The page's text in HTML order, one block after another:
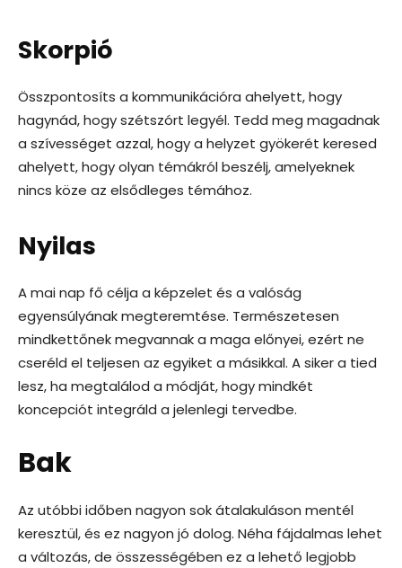
Skorpió
Összpontosíts a kommunikációra ahelyett, hogy
hagynád, hogy szétszórt legyél. Tedd meg magadnak
a szívességet azzal, hogy a helyzet gyökerét keresed
ahelyett, hogy olyan témákról beszélj, amelyeknek
nincs köze az elsődleges témához.
Nyilas
A mai nap fő célja a képzelet és a valóság
egyensúlyának megteremtése. Természetesen
mindkettőnek megvannak a maga előnyei, ezért ne
cseréld el teljesen az egyiket a másikkal. A siker a tied
lesz, ha megtalálod a módját, hogy mindkét
koncepciót integráld a jelenlegi tervedbe.
Bak
Az utóbbi időben nagyon sok átalakuláson mentél
keresztül, és ez nagyon jó dolog. Néha fájdalmas lehet
a változás, de összességében ez a lehető legjobb